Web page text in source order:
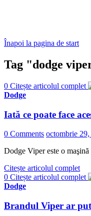
Înapoi la pagina de start
Tag "dodge
0 Citește articolul complet
Dodge
Iată ce poate face
0 Comments octombrie
Dodge Viper este o
Citește articolul complet
0 Citește articolul complet
Dodge
Brandul Viper ar